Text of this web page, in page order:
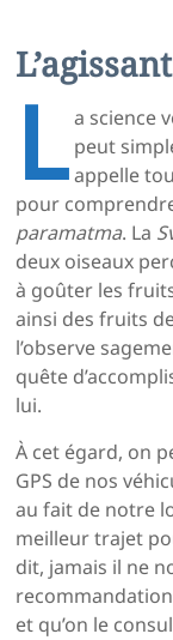
L a science
peut
appelle
pour
paramatma. La
deux oiseaux
à goûter les
ainsi des fruits
l’observe
quête
lui.
À cet égard, on
GPS de nos
au fait de notre
meilleur trajet
dit, jamais il ne
et qu’on le